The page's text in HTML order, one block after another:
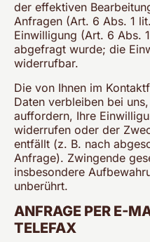
der effektiven
Anfragen (Art. 6 Abs. 1
Einwilligung (Art. 6 Abs.
abgefragt wurde; die
widerrufbar.
Die von Ihnen im
Daten verbleiben bei
auffordern, Ihre
widerrufen oder der
entfällt (z. B. nach
Anfrage). Zwingende
insbesondere
unberührt.
ANFRAGE PER E-
TELEFAX